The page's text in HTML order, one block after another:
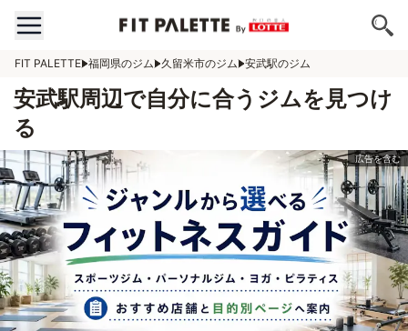
FIT PALETTE 福岡県のジム 久留米市のジム 安武駅のジム
安武駅周辺で自分に合うジムを見つけ
る